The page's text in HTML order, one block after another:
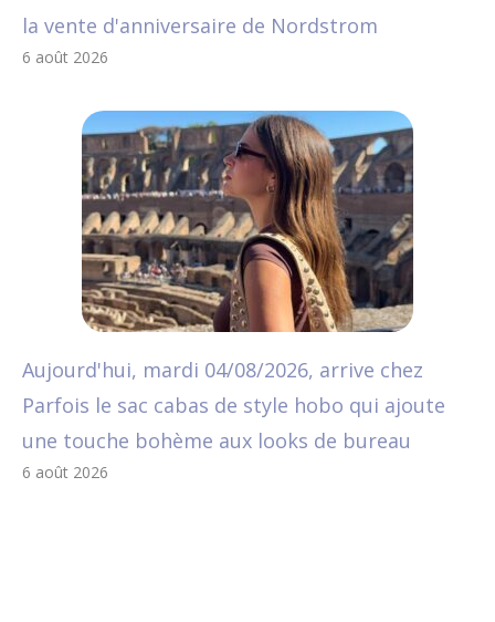
la vente d'anniversaire de Nordstrom
6 août 2026
Aujourd'hui, mardi 04/08/2026, arrive chez
Parfois le sac cabas de style hobo qui ajoute
une touche bohème aux looks de bureau
6 août 2026